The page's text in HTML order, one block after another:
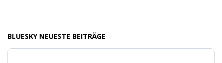
BLUESKY NEUESTE BEITRÄGE